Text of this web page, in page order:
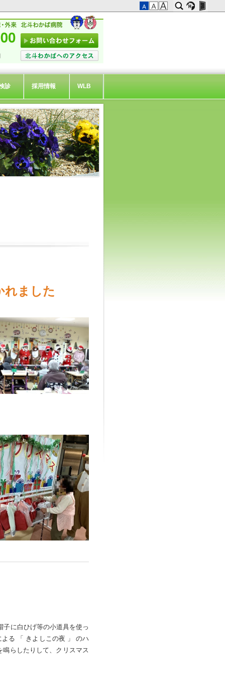
診 採用情報 WLB
れました
に白ひげ等の小道具を使っ
る 「 きよしこの夜 」 のハ
らしたりして、クリスマス